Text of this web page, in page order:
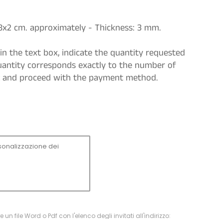
cm. approximately - Thickness: 3 mm.
the text box, indicate the quantity requested
corresponds exactly to the number of
proceed with the payment method.
un file Word o Pdf con l'elenco degli invitati all'indirizzo: